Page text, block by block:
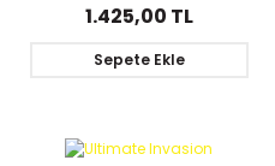
1.425,00 TL
Sepete Ekle